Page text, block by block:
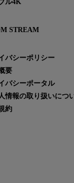
ル4K
STREAM
バシーポリシー
要
バシーポータル
情報の取り扱いにつ
約